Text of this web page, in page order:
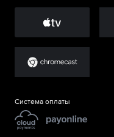
Система оплаты